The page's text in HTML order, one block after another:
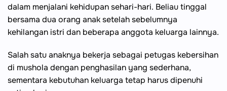
dalam menjalani kehidupan sehari-hari. Beliau tinggal
bersama dua orang anak setelah sebelumnya
kehilangan istri dan beberapa anggota keluarga lainnya.
Salah satu anaknya bekerja sebagai petugas kebersihan
di mushola dengan penghasilan yang sederhana,
sementara kebutuhan keluarga tetap harus dipenuhi